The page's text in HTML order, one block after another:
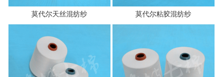
莫代尔天丝混纺纱 莫代尔粘胶混纺纱